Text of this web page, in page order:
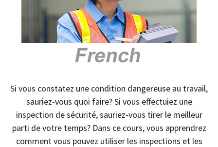
Si vous constatez une condition dangereuse au travail,
sauriez-vous quoi faire? Si vous effectuiez une
inspection de sécurité, sauriez-vous tirer le meilleur
parti de votre temps? Dans ce cours, vous apprendrez
comment vous pouvez utiliser les inspections et les